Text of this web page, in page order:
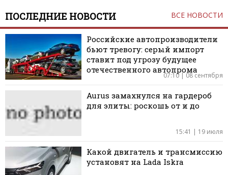
ПОСЛЕДНИЕ НОВОСТИ ВСЕ НОВОСТИ
Российские автопроизводители
бьют тревогу: серый импорт
ставит под угрозу будущее
отечественного автопрома
07:10 | 08 сентября
Aurus замахнулся на гардероб
для элиты: роскошь от и до
15:41 | 19 июля
Какой двигатель и трансмиссию
установят на Lada Iskra